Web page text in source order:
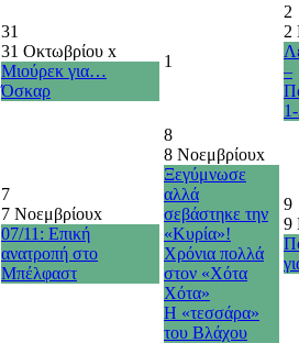
31
31 Οκτωβρίου x
Μιούρεκ για…
Όσκαρ
1
2
2
–
7
7 Νοεμβρίουx
07/11: Επική
ανατροπή στο
Μπέλφαστ
8
8 Νοεμβρίουx
Ξεγύμνωσε
αλλά
σεβάστηκε την
«Κυρία»!
Χρόνια πολλά
στον «Χότα
Χότα»
Η «τεσσάρα»
του Βλάχου
9
9